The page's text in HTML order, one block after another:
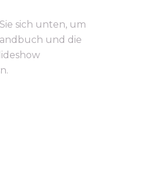
sich unten, um
und die